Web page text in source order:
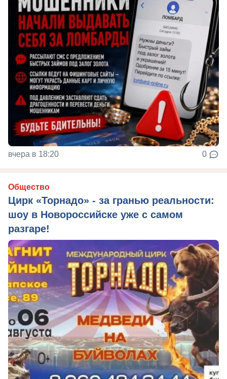
вчера в 18:20 0
Общество
Цирк «Торнадо» - за гранью реальности:
шоу в Новороссийске уже с самом
разгаре!